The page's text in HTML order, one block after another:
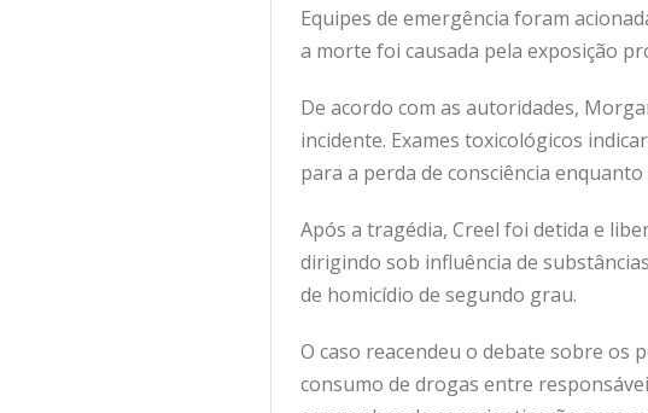
Equipes de emergência foram
a morte foi causada pela exposição
De acordo com as autoridades,
incidente. Exames toxicológicos
para a perda de consciência
Após a tragédia, Creel foi detida e
dirigindo sob influência de
de homicídio de segundo grau.
O caso reacendeu o debate sobre os
consumo de drogas entre